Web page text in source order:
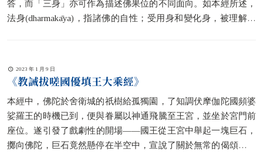
答，而「三身」亦可作為描述佛果位的不同面向。如本經所述，
法身(dharmakāya)，指諸佛的自性；受用身和變化身，被理解為
信解行地凡夫都可以看到的佛陀的形相。總之，佛陀示現各種形
2023 年 1 月 9 日
《教誡拔嗟國優填王大乘經》
本經中，佛陀於舍衛城的祇樹給孤獨園，了知調伏摩伽陀國頻婆
娑羅王的時機已到，便與眷屬以神通飛騰至王宮，並坐於宮門前
座位。遂引發了戲劇性的開場——國王從王宮中舉起一塊巨石，
擲向佛陀，巨石竟然懸停在半空中，宣說了關於無常的偈頌，從